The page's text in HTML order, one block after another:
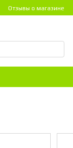
Отзывы о магазине